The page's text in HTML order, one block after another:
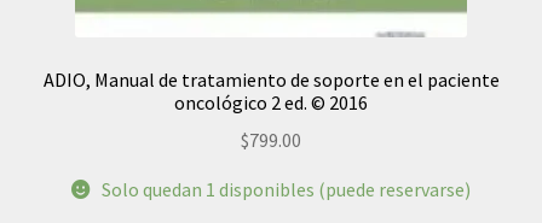
ADIO, Manual de tratamiento de soporte en el paciente
oncológico 2 ed. © 2016
$799.00
Solo quedan 1 disponibles (puede reservarse)